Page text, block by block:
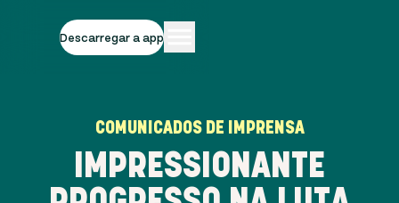
Descarregar a app
COMUNICADOS DE IMPRENSA
IMPRESSIONANTE